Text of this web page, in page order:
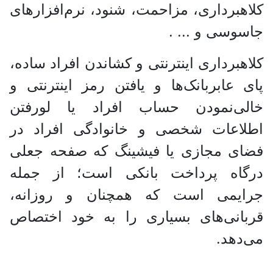
کلاهبرداری، مزاحمت، شنود، نرم‌افزارهای
جاسوسی و ... .
کلاهبرداری اینترنتی و کشاندن افراد ساده،
پای عابربانک‌ها و یافتن رمز اینترنتی و
خالی‌نمودن حساب افراد یا لورفتن
اطلاعات شخصی و خانوادگی افراد در
فضای مجازی یا فیشینگ که صفحه جعلی
درگاه پرداخت بانکی است؛ از جمله
جرایمی است که همچنان و روزانه،
قربانی‌های بسیاری را به خود اختصاص
می‌دهد.